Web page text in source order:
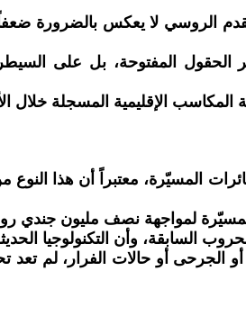
الروسي لا يعكس بالضرورة
المفتوحة، بل على
الإقليمية المسجلة خلال
المسيّرة، معتبراً أن هذا
لمواجهة نصف مليون جندي
السابقة، وأن التكنولوجيا
الجرحى أو حالات الفرار، لم